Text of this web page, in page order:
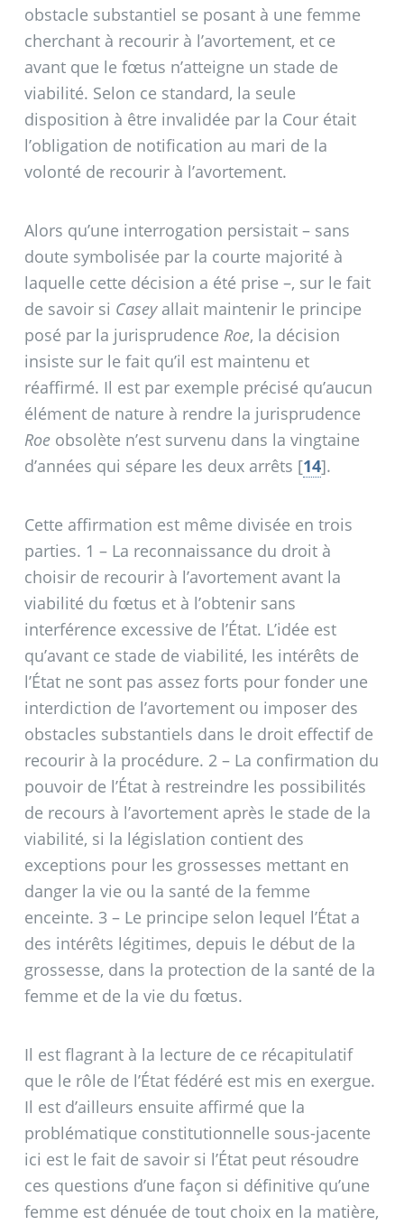
obstacle substantiel se posant à une femme
cherchant à recourir à l’avortement, et ce
avant que le fœtus n’atteigne un stade de
viabilité. Selon ce standard, la seule
disposition à être invalidée par la Cour était
l’obligation de notification au mari de la
volonté de recourir à l’avortement.
Alors qu’une interrogation persistait – sans
doute symbolisée par la courte majorité à
laquelle cette décision a été prise –, sur le fait
de savoir si Caseyallait maintenir le principe
posé par la jurisprudence Roe, la décision
insiste sur le fait qu’il est maintenu et
réaffirmé. Il est par exemple précisé qu’aucun
élément de nature à rendre la jurisprudence
Roeobsolète n’est survenu dans la vingtaine
d’années qui sépare les deux arrêts [14].
Cette affirmation est même divisée en trois
parties. 1 – La reconnaissance du droit à
choisir de recourir à l’avortement avant la
viabilité du fœtus et à l’obtenir sans
interférence excessive de l’État. L’idée est
qu’avant ce stade de viabilité, les intérêts de
l’État ne sont pas assez forts pour fonder une
interdiction de l’avortement ou imposer des
obstacles substantiels dans le droit effectif de
recourir à la procédure. 2 – La confirmation du
pouvoir de l’État à restreindre les possibilités
de recours à l’avortement après le stade de la
viabilité, si la législation contient des
exceptions pour les grossesses mettant en
danger la vie ou la santé de la femme
enceinte. 3 – Le principe selon lequel l’État a
des intérêts légitimes, depuis le début de la
grossesse, dans la protection de la santé de la
femme et de la vie du fœtus.
Il est flagrant à la lecture de ce récapitulatif
que le rôle de l’État fédéré est mis en exergue.
Il est d’ailleurs ensuite affirmé que la
problématique constitutionnelle sous-jacente
ici est le fait de savoir si l’État peut résoudre
ces questions d’une façon si définitive qu’une
femme est dénuée de tout choix en la matière,